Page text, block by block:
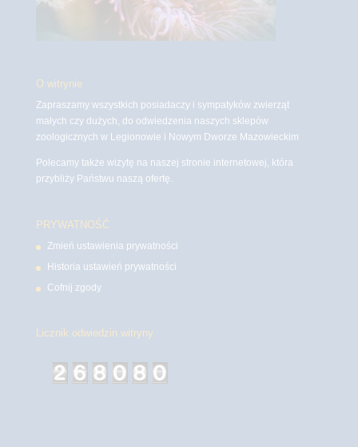
O witrynie
Zapraszamy wszystkich posiadaczy i sympatyków zwierząt
małych czy dużych, do odwiedzenia naszych sklepów
zoologicznych w Legionowie i Nowym Dworze Mazowieckim
Polecamy także wizytę na naszej stronie internetowej, która
przybliży Państwu naszą ofertę.
PRYWATNOŚĆ
Zmień ustawienia prywatności
Historia ustawień prywatności
Cofnij zgody
Licznik odwiedzin witryny